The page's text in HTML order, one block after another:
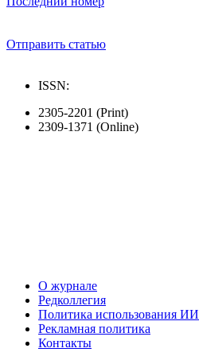
Отправить статью
ISSN:
2305-2201 (Print)
2309-1371 (Online)
О журнале
Редколлегия
Политика использования ИИ
Рекламная политика
Контакты